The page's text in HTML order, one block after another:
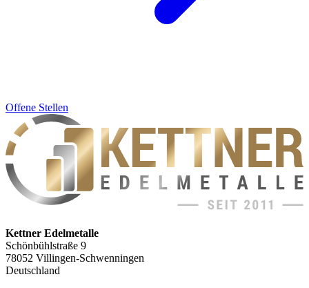
Offene Stellen
Kettner Edelmetalle
Schönbühlstraße 9
78052 Villingen-Schwenningen
Deutschland